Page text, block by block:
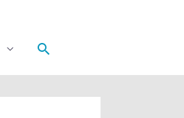
Rechercher